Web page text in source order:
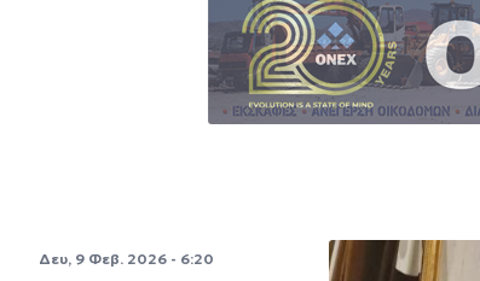
Δευ, 9 Φεβ. 2026 - 6:20